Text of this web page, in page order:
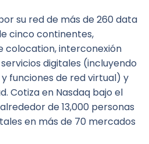
su red de más de 260 data
cinco continentes,
colocation, interconexión
digitales (incluyendo
funciones de red virtual) y
Cotiza en Nasdaq bajo el
de 13,000 personas
en más de 70 mercados